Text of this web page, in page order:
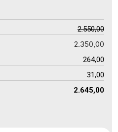
2.550,00
2.350,00
264,00
31,00
2.645,00